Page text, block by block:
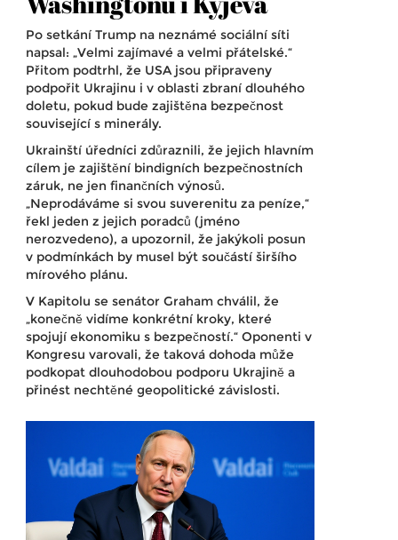
Po setkání Trump na neznámé sociální síti
napsal: „Velmi zajímavé a velmi přátelské.“
Přitom podtrhl, že USA jsou připraveny
podpořit Ukrajinu i v oblasti zbraní dlouhého
doletu, pokud bude zajištěna bezpečnost
související s minerály.
Ukrainští úředníci zdůraznili, že jejich hlavním
cílem je zajištění bindigních bezpečnostních
záruk, ne jen finančních výnosů.
„Neprodáváme si svou suverenitu za peníze,“
řekl jeden z jejich poradců (jméno
nerozvedeno), a upozornil, že jakýkoli posun
v podmínkách by musel být součástí širšího
mírového plánu.
V Kapitolu se senátor Graham chválil, že
„konečně vidíme konkrétní kroky, které
spojují ekonomiku s bezpečností.“ Oponenti v
Kongresu varovali, že taková dohoda může
podkopat dlouhodobou podporu Ukrajině a
přinést nechtěné geopolitické závislosti.